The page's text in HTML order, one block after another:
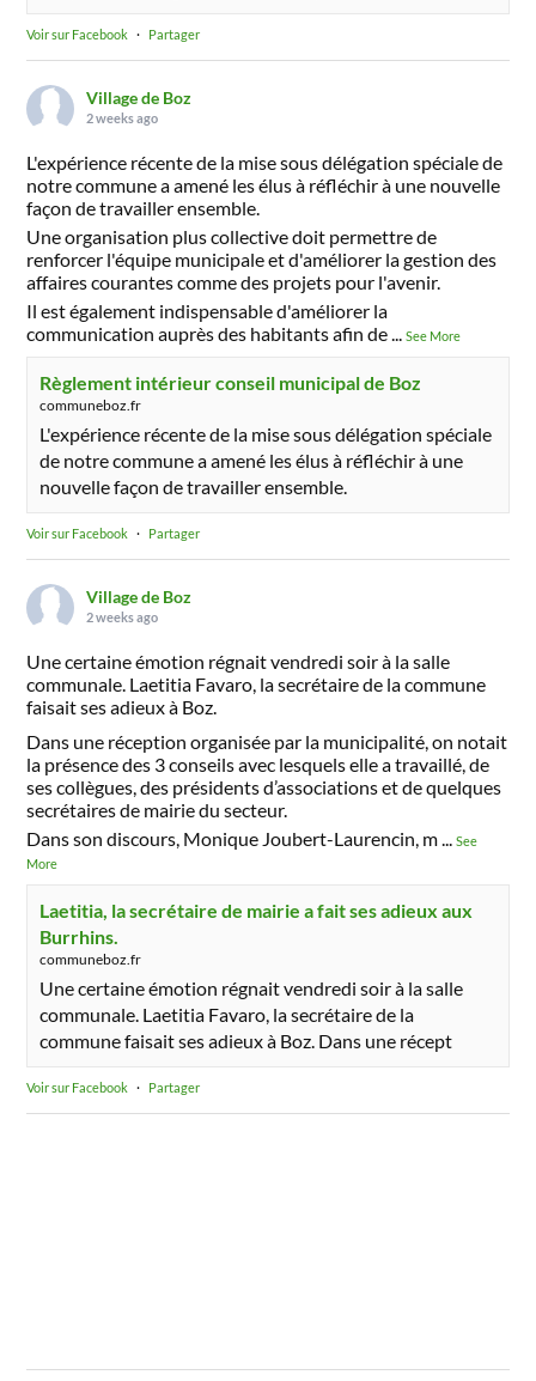
Voir sur Facebook · Partager
Village de Boz
2 weeks ago
L'expérience récente de la mise sous délégation spéciale de
notre commune a amené les élus à réfléchir à une nouvelle
façon de travailler ensemble.
Une organisation plus collective doit permettre de
renforcer l'équipe municipale et d'améliorer la gestion des
affaires courantes comme des projets pour l'avenir.
Il est également indispensable d'améliorer la
communication auprès des habitants afin de...See More
Règlement intérieur conseil municipal de Boz
communeboz.fr
L'expérience récente de la mise sous délégation spéciale
de notre commune a amené les élus à réfléchir à une
nouvelle façon de travailler ensemble.
Voir sur Facebook · Partager
Village de Boz
2 weeks ago
Une certaine émotion régnait vendredi soir à la salle
communale. Laetitia Favaro, la secrétaire de la commune
faisait ses adieux à Boz.
Dans une réception organisée par la municipalité, on notait
la présence des 3 conseils avec lesquels elle a travaillé, de
ses collègues, des présidents d’associations et de quelques
secrétaires de mairie du secteur.
Dans son discours, Monique Joubert-Laurencin, m...See
More
Laetitia, la secrétaire de mairie a fait ses adieux aux
Burrhins.
communeboz.fr
Une certaine émotion régnait vendredi soir à la salle
communale. Laetitia Favaro, la secrétaire de la
commune faisait ses adieux à Boz. Dans une récept
Voir sur Facebook · Partager